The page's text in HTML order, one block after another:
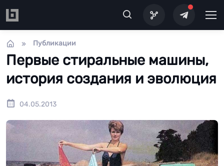
Публикации
Первые стиральные машины,
история создания и эволюция
04.05.2013